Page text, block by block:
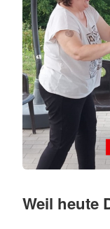
Weil heute